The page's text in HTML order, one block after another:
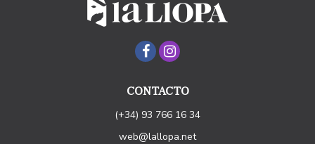
CONTACTO
(+34) 93 766 16 34
web@lallopa.net